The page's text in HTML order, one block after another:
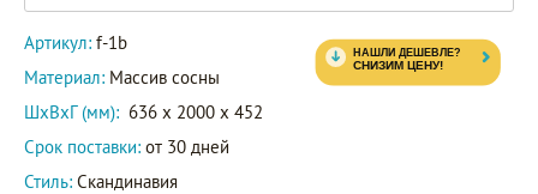
1b
Артикул: f-1b
Материал: Массив сосны
ШxВxГ (мм): 636 x 2000 x 452
Срок поставки: от 30 дней
Стиль: Скандинавия